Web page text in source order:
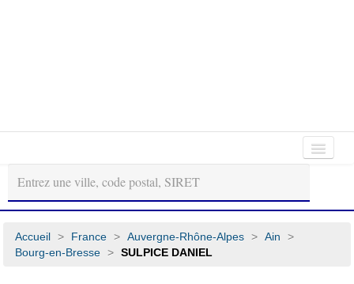
Autour
de
moi
Régions
Accueil > France > Auvergne-Rhône-Alpes > Ain
>
Bourg-en-Bresse > SULPICE DANIEL